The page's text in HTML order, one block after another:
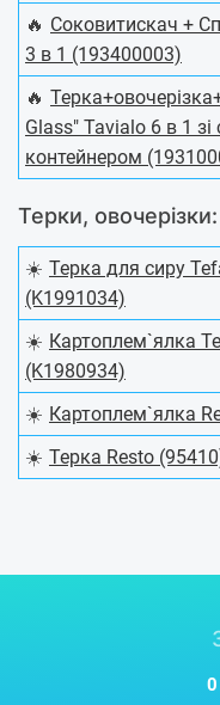
🔥 Соковитискач +
3 в 1 (193400003)
🔥
Glass" Tavialo 6 в 1
контейнером
Терки,
☀️ Терка для сиру
(K1991034)
☀️ Картоплем`ялка
(K1980934)
☀️ Картоплем`ялка
☀️ Терка Resto